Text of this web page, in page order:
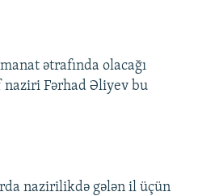
ətrafında olacağı
Fərhad Əliyev bu
nazirilikdə gələn il üçün